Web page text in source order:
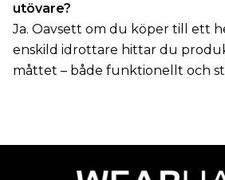
utövare?
Ja. Oavsett om du köper till ett
enskild idrottare hittar du
måttet – både funktionellt och